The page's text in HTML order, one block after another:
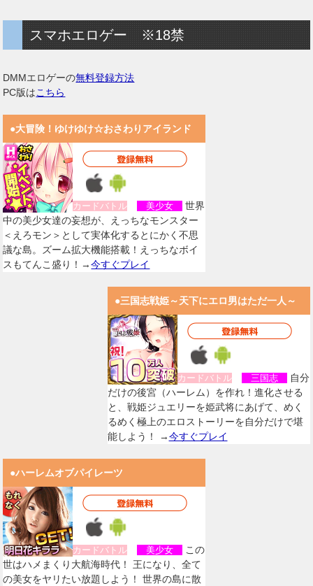
スマホエロゲー ※18禁
DMMエロゲーの無料登録方法
PC版はこちら
●大冒険！ゆけゆけ☆おさわりアイランド
カードバトル 美少女
世界
中の美少女達の妄想が、えっちなモンスター
＜えろモン＞として実体化するとにかく不思
議な島。ズーム拡大機能搭載！えっちなボイ
スもてんこ盛り！→今すぐプレイ
●三国志戦姫～天下にエロ男はただ一人～
カードバトル 三国志
自分
だけの後宮（ハーレム）を作れ！進化させる
と、戦姫ジュエリーを姫武将にあげて、めく
るめく極上のエロストーリーを自分だけで堪
能しよう！ →今すぐプレイ
●ハーレムオブパイレーツ
カードバトル 美少女
この
世はハメまくり大航海時代！ 王になり、全て
の美女をヤリたい放題しよう！ 世界の島に散